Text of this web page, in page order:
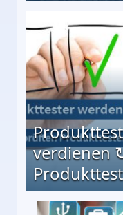
verdienen
↻ Täglich neue